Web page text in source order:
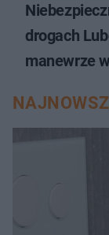
drogach
manewrze